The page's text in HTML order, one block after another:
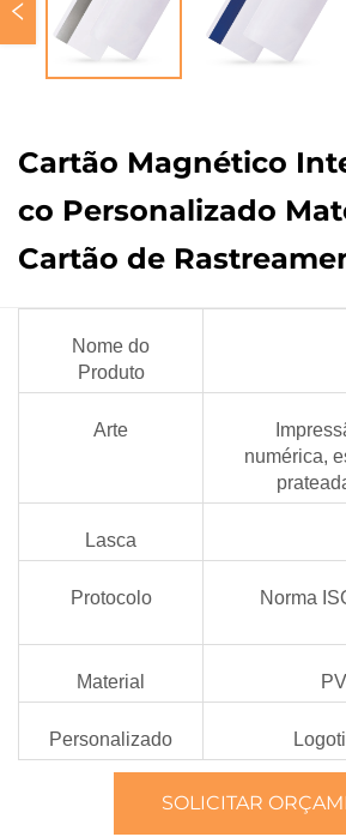
Cartão Magnético
co Personalizado
Cartão de
Nome do
Produto
Arte
numérica,
Lasca
Protocolo
Norma
Material
Personalizado
SOLICITAR